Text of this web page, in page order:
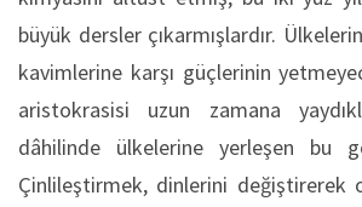
büyük dersler çıkarmışlardır.
kavimlerine karşı güçlerinin
aristokrasisi uzun zamana
dâhilinde ülkelerine yerleşen bu
Çinlileştirmek, dinlerini değiştirerek